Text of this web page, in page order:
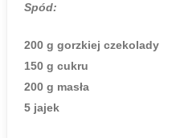
Spód:
200 g gorzkiej czekolady
150 g cukru
200 g masła
5 jajek